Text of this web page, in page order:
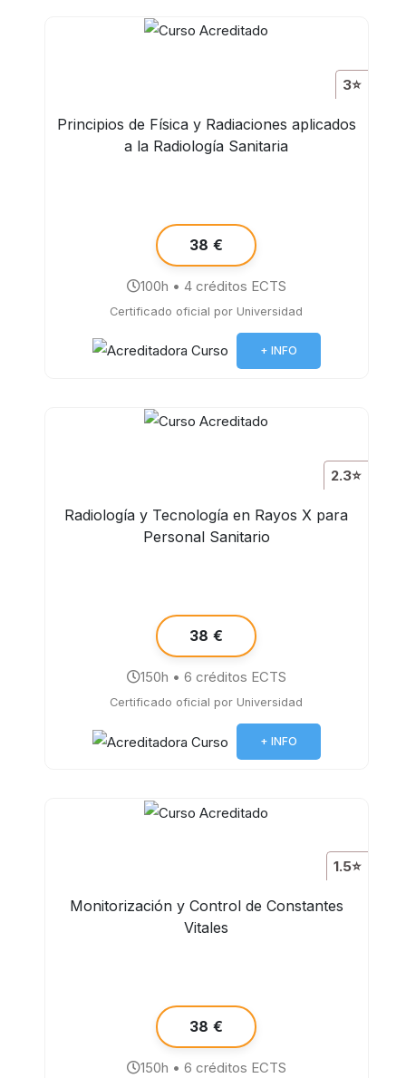
3⭐
Principios de Física y Radiaciones aplicados
a la Radiología Sanitaria
38 €
100h • 4 créditos ECTS
Certificado oficial por Universidad
+ INFO
2.3⭐
Radiología y Tecnología en Rayos X para
Personal Sanitario
38 €
150h • 6 créditos ECTS
Certificado oficial por Universidad
+ INFO
1.5⭐
Monitorización y Control de Constantes
Vitales
38 €
150h • 6 créditos ECTS